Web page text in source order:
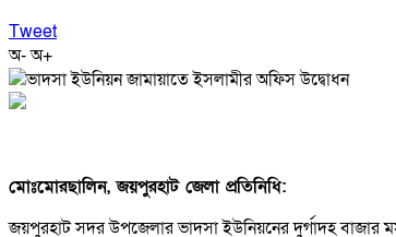
Tweet
অ-অ+
মোঃমোরছালিন, জয়পুরহাট জেলা প্রতিনিধি:
জয়পুরহাট সদর উপজেলার ভাদসা ইউনিয়নের দুর্গাদহ বাজার